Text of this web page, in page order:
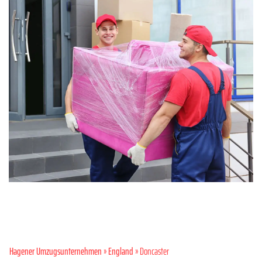
Hagener Umzugsunternehmen»England» Doncaster